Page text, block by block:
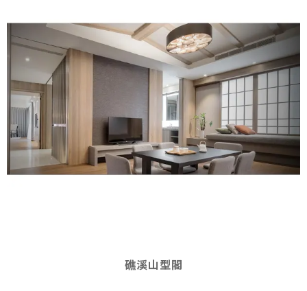
礁溪山型閣